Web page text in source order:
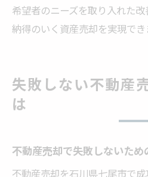
希望者のニーズを取り入れた改
納得のいく資産売却を実現でき
失敗しない不動産
は
不動産売却で失敗しないため
不動産売却を石川県七尾市で